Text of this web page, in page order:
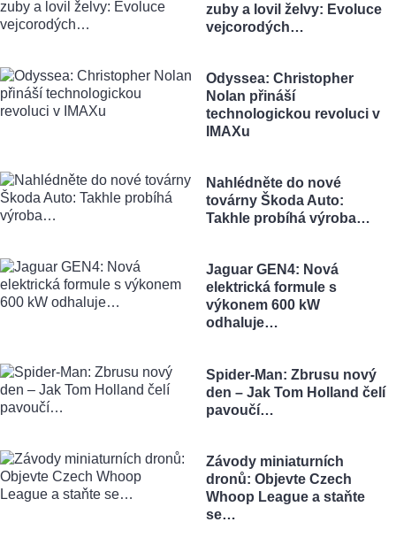
zuby a lovil želvy: Evoluce
vejcorodých…
Odyssea: Christopher
Nolan přináší
technologickou revoluci v
IMAXu
Nahlédněte do nové
továrny Škoda Auto:
Takhle probíhá výroba…
Jaguar GEN4: Nová
elektrická formule s
výkonem 600 kW
odhaluje…
Spider-Man: Zbrusu nový
den – Jak Tom Holland čelí
pavoučí…
Závody miniaturních
dronů: Objevte Czech
Whoop League a staňte
se…